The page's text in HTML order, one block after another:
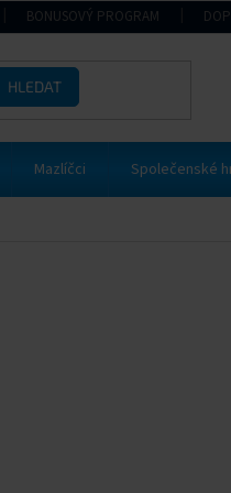
BONUSOVÝ PROGRAM
HLEDAT
Mazlíčci Společenské